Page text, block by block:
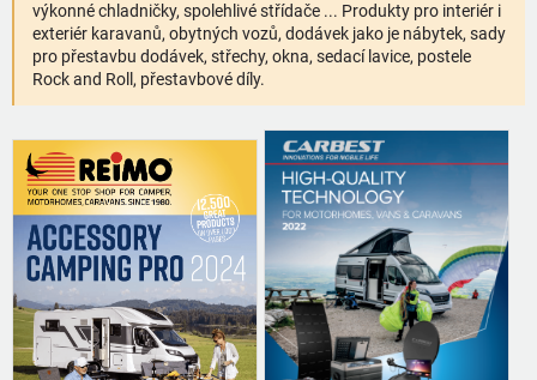
výkonné chladničky, spolehlivé střídače ... Produkty pro interiér i
exteriér karavanů, obytných vozů, dodávek jako je nábytek, sady
pro přestavbu dodávek, střechy, okna, sedací lavice, postele
Rock and Roll, přestavbové díly.